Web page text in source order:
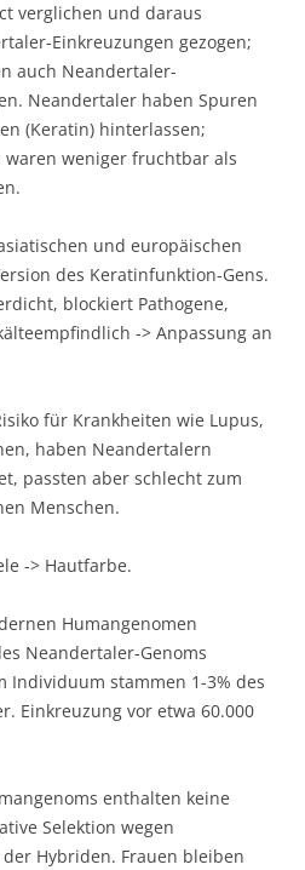
verglichen und daraus
Einkreuzungen gezogen;
auch Neandertaler-
Neandertaler haben Spuren
(Keratin) hinterlassen;
weniger fruchtbar als
und europäischen
des Keratinfunktion-Gens.
blockiert Pathogene,
-> Anpassung an
für Krankheiten wie Lupus,
haben Neandertalern
passten aber schlecht zum
Menschen.
-> Hautfarbe.
Humangenomen
Neandertaler-Genoms
Individuum stammen 1-3% des
Einkreuzung vor etwa 60.000
enthalten keine
Selektion wegen
Hybriden. Frauen bleiben